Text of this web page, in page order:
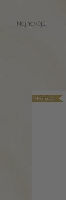
Nejnovější
Novinka